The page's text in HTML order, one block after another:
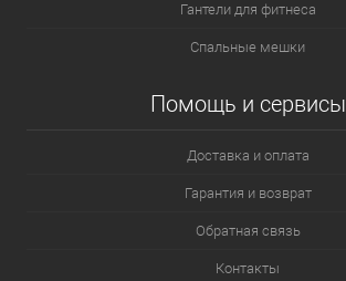
Гантели для фитнеса
Спальные мешки
Помощь и сервисы
Доставка и оплата
Гарантия и возврат
Обратная связь
Контакты